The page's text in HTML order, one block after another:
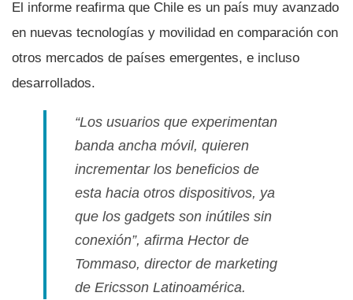
El informe reafirma que Chile es un paí­s muy avanzado
en nuevas tecnologí­as y movilidad en comparación con
otros mercados de paí­ses emergentes, e incluso
desarrollados.
“Los usuarios que experimentan
banda ancha móvil, quieren
incrementar los beneficios de
esta hacia otros dispositivos, ya
que los gadgets son inútiles sin
conexión”, afirma Hector de
Tommaso, director de marketing
de Ericsson Latinoamérica.